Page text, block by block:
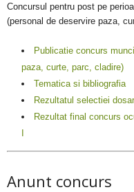
Concursul pentru post pe
(personal de deservire paza,
Publicatie concurs
paza, curte, parc, cladire)
Tematica si bibliografia
Rezultatul selectiei
Rezultat final concurs
Anunt concurs